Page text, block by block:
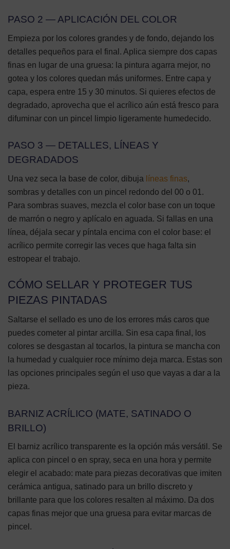
PASO 2 — APLICACIÓN DEL COLOR
Empieza por los colores grandes y de fondo, dejando los
detalles pequeños para el final. Aplica siempre dos capas
finas en lugar de una gruesa: la pintura agarra mejor, no
gotea y los colores quedan más uniformes. Entre capa y
capa, espera entre 15 y 30 minutos. Si quieres efectos de
degradado, aprovecha que el acrílico aún está fresco para
difuminar con un pincel limpio ligeramente humedecido.
PASO 3 — DETALLES, LÍNEAS Y
DEGRADADOS
Una vez seca la base de color, dibuja líneas finas,
sombras y detalles con un pincel redondo del 00 o 01.
Para sombras suaves, mezcla el color base con un toque
de marrón o negro y aplícalo en aguada. Si fallas en una
línea, déjala secar y píntala encima con el color base: el
acrílico permite corregir las veces que haga falta sin
estropear el trabajo.
CÓMO SELLAR Y PROTEGER TUS
PIEZAS PINTADAS
Saltarse el sellado es uno de los errores más caros que
puedes cometer al pintar arcilla. Sin esa capa final, los
colores se desgastan al tocarlos, la pintura se mancha con
la humedad y cualquier roce mínimo deja marca. Estas son
las opciones principales según el uso que vayas a dar a la
pieza.
BARNIZ ACRÍLICO (MATE, SATINADO O
BRILLO)
El barniz acrílico transparente es la opción más versátil. Se
aplica con pincel o en spray, seca en una hora y permite
elegir el acabado: mate para piezas decorativas que imiten
cerámica antigua, satinado para un brillo discreto y
brillante para que los colores resalten al máximo. Da dos
capas finas mejor que una gruesa para evitar marcas de
pincel.